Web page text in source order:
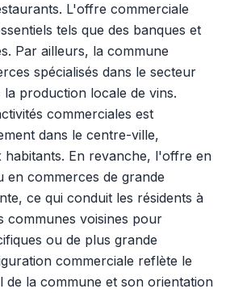
L'offre commerciale
tels que des banques et
Par ailleurs, la commune
spécialisés dans le secteur
production locale de vins.
commerciales est
dans le centre-ville,
habitants. En revanche, l'offre en
en commerces de grande
ce qui conduit les résidents à
communes voisines pour
ou de plus grande
commerciale reflète le
de la commune et son orientation